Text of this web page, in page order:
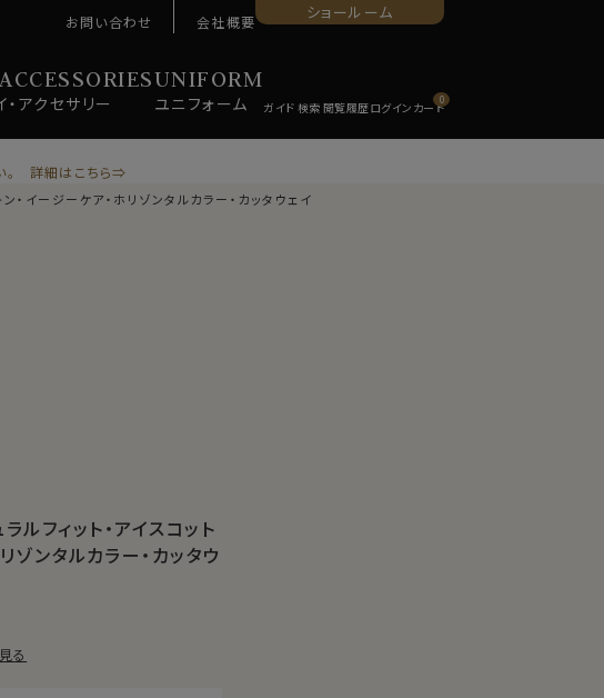
ACCESSORIES
アクセサリー
UNIFORM
ユニ フォーム
お問い合わせ 会社概要 ショールーム
0
。 詳細はこちら⇒
ン・イージーケア・ホリゾンタルカラー・カッタウェイ
ルフィット・アイスコット
ゾンタルカラー・カッタウ
る